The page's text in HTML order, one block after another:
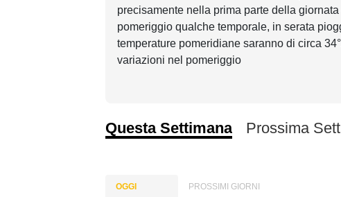
precisamente nella prima parte della
pomeriggio qualche temporale, in serata
temperature pomeridiane saranno di circa
variazioni nel pomeriggio
Questa Settimana Prossima
OGGI PROSSIMI GIORNI